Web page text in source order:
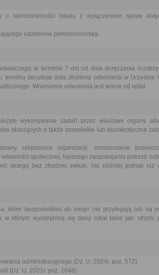
samodzielności lokalu z wyłączeniem spraw
udzielenie pełnomocnictwa.
w terminie 7 dni od dnia doręczenia
decyduje data złożenia odwołania w Urzędzie
Wniesienie odwołania jest wolne od opłat.
wykonywanie zadań przez właściwe organy
skarżących a także przewlekłe lub biurokratyczne
ulepszenia organizacji, wzmacnianie
społecznej, lepszego zaspokajania potrzeb
skargę bez zbędnej zwłoki, nie później jednak niż
które bezpośrednio do niego nie przylegają lub są
w którym wyodrębnia się dany lokal takie jak: strych,
administracyjnego (Dz. U. 2024r. poz. 572)
(Dz. U. 2021r. poz. 1048)